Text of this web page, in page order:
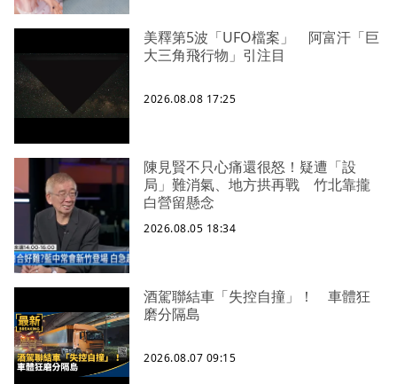
美釋第5波「UFO檔案」 阿富汗「巨
大三角飛行物」引注目
2026.08.08 17:25
陳見賢不只心痛還很怒！疑遭「設
局」難消氣、地方拱再戰 竹北靠攏
白營留懸念
2026.08.05 18:34
酒駕聯結車「失控自撞」！ 車體狂
磨分隔島
2026.08.07 09:15